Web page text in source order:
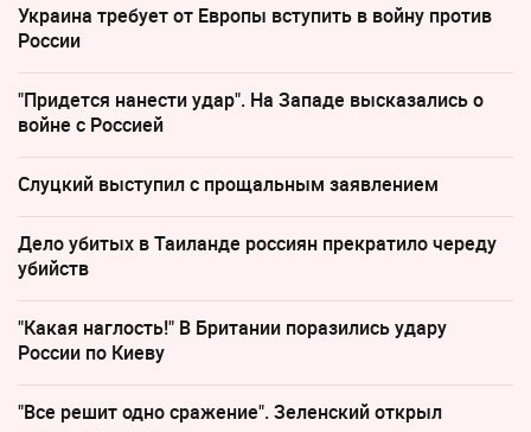
Украина требует от Европы вступить в войну против
России
"Придется нанести удар". На Западе высказались о
войне с Россией
Слуцкий выступил с прощальным заявлением
Дело убитых в Таиланде россиян прекратило череду
убийств
"Какая наглость!" В Британии поразились удару
России по Киеву
"Все решит одно сражение". Зеленский открыл